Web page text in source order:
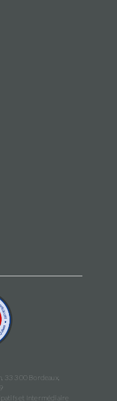
33 300 Bordeaux,
et Intermédiaire